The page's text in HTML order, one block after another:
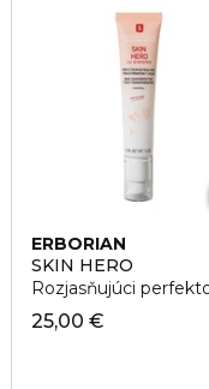
ERBORIAN
SKIN HERO
Rozjasňujúci
25,00 €